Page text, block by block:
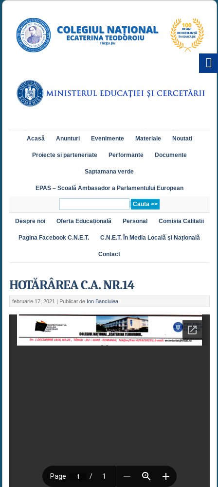
Acasă Anunturi Evenimente Materiale Noutati
Proiecte si parteneriate Performante Documente
Saptamana verde
EPAS – Scoală Ambasador a Parlamentului European
Despre noi Oferta Educațională Personal Comisia Calitatii
Pagina Facebook C.N.E.T. C.N.E.T. în Media Locală și Națională
Contact
HOTĂRÂREA C.A. NR.14
februarie 17, 2021 | Publicat de Ion Banciulea